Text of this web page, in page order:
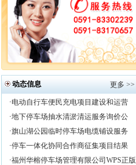
动态信息 更多 >>
·电动自行车便民充电项目建设和运营
·地下停车场抽水清淤清运服务询价公
·旗山湖公园临时停车场电缆铺设服务
·停车一体化协同合作商征集项目结果
·福州华榕停车场管理有限公司WPS正版